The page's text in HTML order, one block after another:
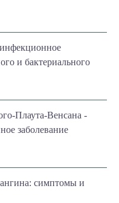
и бактериального
Плаута-Венсана -
заболевание
симптомы и